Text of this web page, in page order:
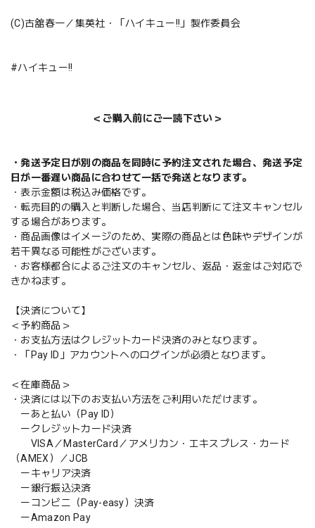
(C)古舘春一／集英社・「ハイキュー!!」製作委員会
#ハイキュー!!
＜ご購入前にご一読下さい＞
・発送予定日が別の商品を同時に予約注文された場合、発送予定
日が一番遅い商品に合わせて一括で発送となります。
・表示金額は税込み価格です。
・転売目的の購入と判断した場合、当店判断にて注文キャンセル
する場合があります。
・商品画像はイメージのため、実際の商品とは色味やデザインが
若干異なる可能性がございます。
・お客様都合によるご注文のキャンセル、返品・返金はご対応で
きかねます。
【決済について】
＜予約商品＞
・お支払方法はクレジットカード決済のみとなります。
・「Pay ID」アカウントへのログインが必須となります。
＜在庫商品＞
・決済には以下のお支払い方法をご利用いただけます。
ーあと払い（Pay ID）
ークレジットカード決済
VISA／MasterCard／アメリカン・エキスプレス・カード
（AMEX）／JCB
ーキャリア決済
ー銀行振込決済
ーコンビニ（Pay-easy）決済
ーAmazon Pay